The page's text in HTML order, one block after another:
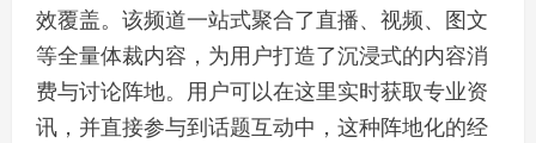
效覆盖。该频道一站式聚合了直播、视频、图文
等全量体裁内容，为用户打造了沉浸式的内容消
费与讨论阵地。用户可以在这里实时获取专业资
讯，并直接参与到话题互动中，这种阵地化的经